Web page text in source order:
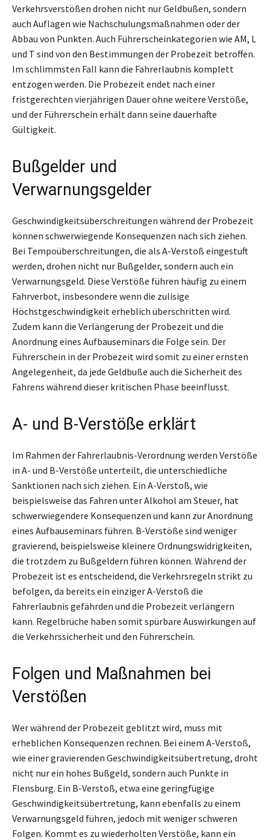
Verkehrsverstößen drohen nicht nur Geldbußen, sondern
auch Auflagen wie Nachschulungsmaßnahmen oder der
Abbau von Punkten. Auch Führerscheinkategorien wie AM, L
und T sind von den Bestimmungen der Probezeit betroffen.
Im schlimmsten Fall kann die Fahrerlaubnis komplett
entzogen werden. Die Probezeit endet nach einer
fristgerechten vierjährigen Dauer ohne weitere Verstöße,
und der Führerschein erhält dann seine dauerhafte
Gültigkeit.
Bußgelder und
Verwarnungsgelder
Geschwindigkeitsüberschreitungen während der Probezeit
können schwerwiegende Konsequenzen nach sich ziehen.
Bei Tempoüberschreitungen, die als A-Verstoß eingestuft
werden, drohen nicht nur Bußgelder, sondern auch ein
Verwarnungsgeld. Diese Verstöße führen häufig zu einem
Fahrverbot, insbesondere wenn die zulisige
Höchstgeschwindigkeit erheblich überschritten wird.
Zudem kann die Verlängerung der Probezeit und die
Anordnung eines Aufbauseminars die Folge sein. Der
Führerschein in der Probezeit wird somit zu einer ernsten
Angelegenheit, da jede Geldbuße auch die Sicherheit des
Fahrens während dieser kritischen Phase beeinflusst.
A- und B-Verstöße erklärt
Im Rahmen der Fahrerlaubnis-Verordnung werden Verstöße
in A- und B-Verstöße unterteilt, die unterschiedliche
Sanktionen nach sich ziehen. Ein A-Verstoß, wie
beispielsweise das Fahren unter Alkohol am Steuer, hat
schwerwiegendere Konsequenzen und kann zur Anordnung
eines Aufbauseminars führen. B-Verstöße sind weniger
gravierend, beispielsweise kleinere Ordnungswidrigkeiten,
die trotzdem zu Bußgeldern führen können. Während der
Probezeit ist es entscheidend, die Verkehrsregeln strikt zu
befolgen, da bereits ein einziger A-Verstoß die
Fahrerlaubnis gefährden und die Probezeit verlängern
kann. Regelbrüche haben somit spürbare Auswirkungen auf
die Verkehrssicherheit und den Führerschein.
Folgen und Maßnahmen bei
Verstößen
Wer während der Probezeit geblitzt wird, muss mit
erheblichen Konsequenzen rechnen. Bei einem A-Verstoß,
wie einer gravierenden Geschwindigkeitsübertretung, droht
nicht nur ein hohes Bußgeld, sondern auch Punkte in
Flensburg. Ein B-Verstoß, etwa eine geringfügige
Geschwindigkeitsübertretung, kann ebenfalls zu einem
Verwarnungsgeld führen, jedoch mit weniger schweren
Folgen. Kommt es zu wiederholten Verstöße, kann ein